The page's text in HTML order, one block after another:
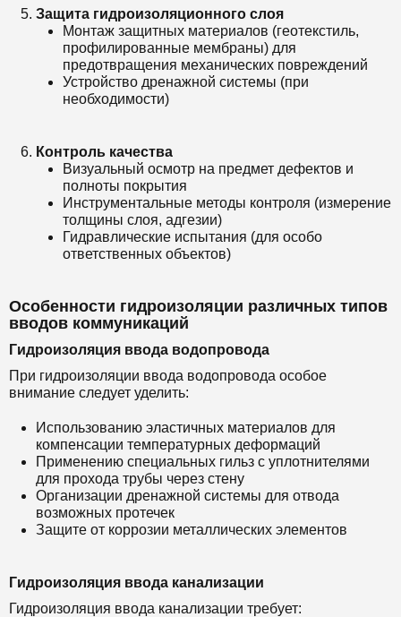
Защита гидроизоляционного слоя
Монтаж защитных материалов (геотекстиль,
профилированные мембраны) для
предотвращения механических повреждений
Устройство дренажной системы (при
необходимости)
Контроль качества
Визуальный осмотр на предмет дефектов и
полноты покрытия
Инструментальные методы контроля (измерение
толщины слоя, адгезии)
Гидравлические испытания (для особо
ответственных объектов)
Особенности гидроизоляции различных типов
вводов коммуникаций
Гидроизоляция ввода водопровода
При гидроизоляции ввода водопровода особое
внимание следует уделить:
Использованию эластичных материалов для
компенсации температурных деформаций
Применению специальных гильз с уплотнителями
для прохода трубы через стену
Организации дренажной системы для отвода
возможных протечек
Защите от коррозии металлических элементов
Гидроизоляция ввода канализации
Гидроизоляция ввода канализации требует: